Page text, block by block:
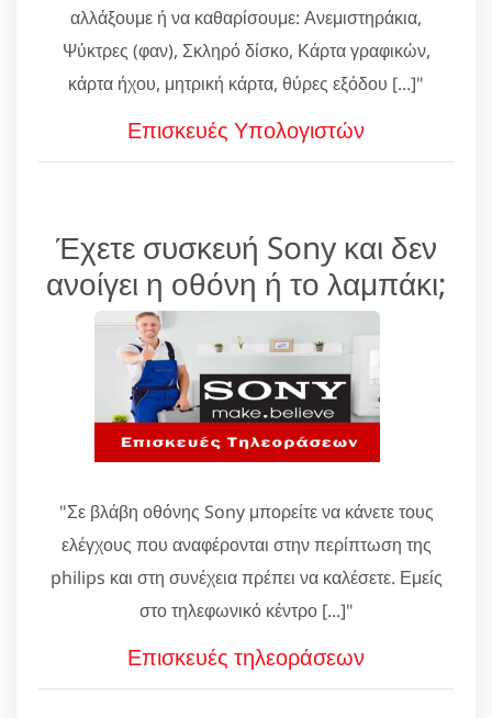
αλλάξουμε ή να καθαρίσουμε: Ανεμιστηράκια,
Ψύκτρες (φαν), Σκληρό δίσκο, Κάρτα γραφικών,
κάρτα ήχου, μητρική κάρτα, θύρες εξόδου [...]"
Επισκευές Υπολογιστών
Έχετε συσκευή Sony και δεν
ανοίγει η οθόνη ή το λαμπάκι;
"Σε βλάβη οθόνης Sony μπορείτε να κάνετε τους
ελέγχους που αναφέρονται στην περίπτωση της
philips και στη συνέχεια πρέπει να καλέσετε. Εμείς
στο τηλεφωνικό κέντρο [...]"
Επισκευές τηλεοράσεων